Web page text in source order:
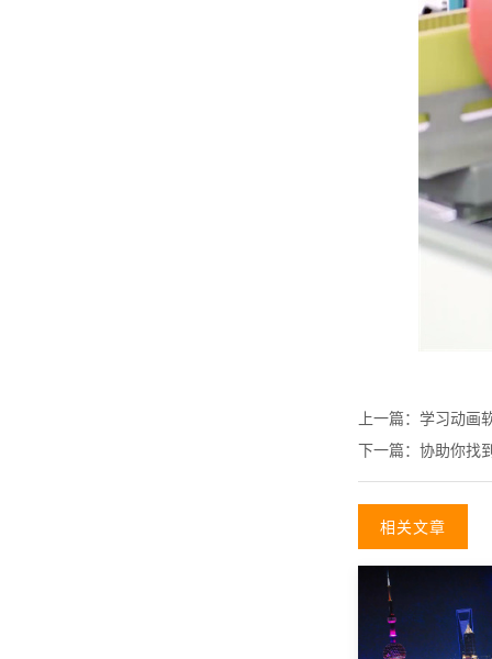
上一篇： 学习动画
下一篇： 协助你找
相关文章